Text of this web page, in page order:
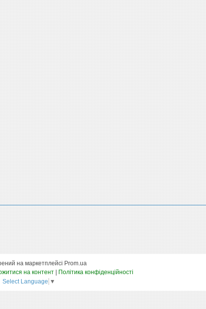
на маркетплейсі Prom.ua
на контент
Політика конфіденційності
Select Language ▼